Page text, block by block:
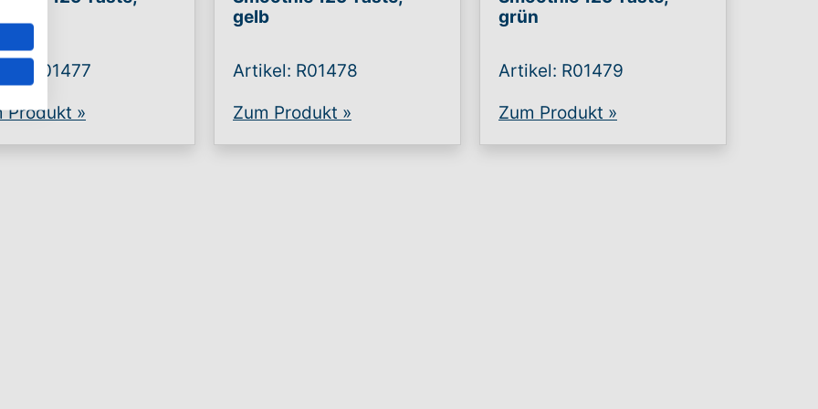
R01477
Produkt »
gelb
Artikel: R01478
Zum Produkt »
grün
Artikel: R01479
Zum Produkt »